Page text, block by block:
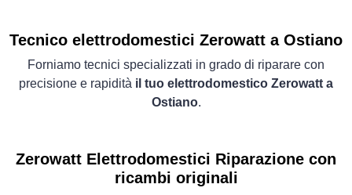
Tecnico elettrodomestici Zerowatt a Ostiano
Forniamo tecnici specializzati in grado di riparare con
precisione e rapidità il tuo elettrodomestico Zerowatt a
Ostiano.
Zerowatt Elettrodomestici Riparazione con
ricambi originali